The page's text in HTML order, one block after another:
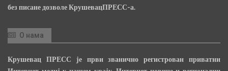
без писане дозволе КрушевацПРЕСС-а.
О нама
Крушевац ПРЕСС је први званично регистрован приватни